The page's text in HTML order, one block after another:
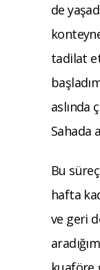
de
tadilat
aslında
Sahada
Bu
hafta
ve geri